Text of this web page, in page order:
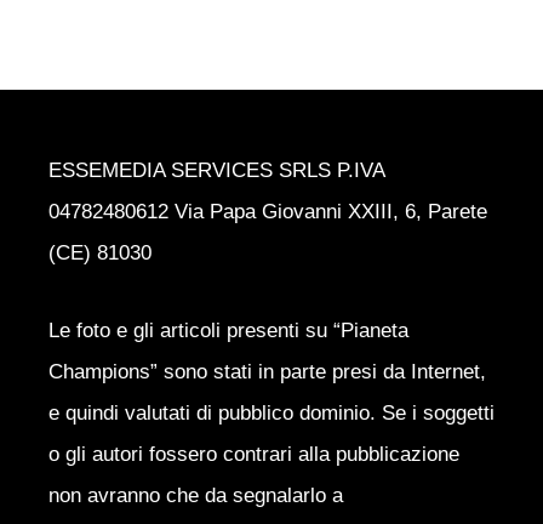
ESSEMEDIA SERVICES SRLS P.IVA
04782480612 Via Papa Giovanni XXIII, 6, Parete
(CE) 81030
Le foto e gli articoli presenti su “Pianeta
Champions” sono stati in parte presi da Internet,
e quindi valutati di pubblico dominio. Se i soggetti
o gli autori fossero contrari alla pubblicazione
non avranno che da segnalarlo a